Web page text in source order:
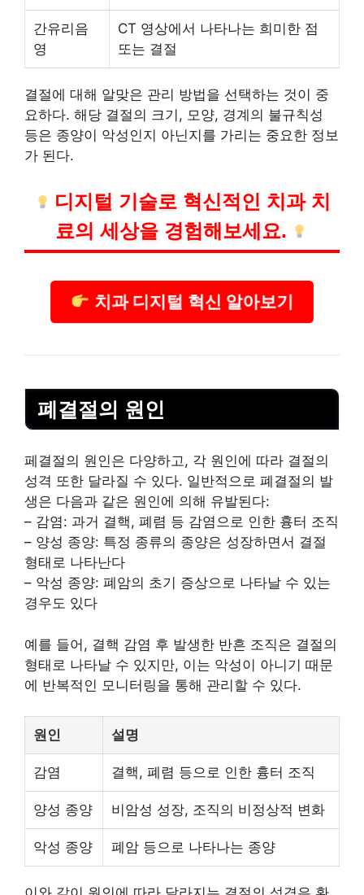
간유리음
영
CT 영상에서 나타나는 희미한 점
또는 결절
결절에 대해 알맞은 관리 방법을 선택하는 것이 중
요하다. 해당 결절의 크기, 모양, 경계의 불규칙성
등은 종양이 악성인지 아닌지를 가리는 중요한 정보
가 된다.
디지털 기술로 혁신적인 치과 치
료의 세상을 경험해보세요.
치과 디지털 혁신 알아보기
폐결절의 원인
페결절의 원인은 다양하고, 각 원인에 따라 결절의
성격 또한 달라질 수 있다. 일반적으로 폐결절의 발
생은 다음과 같은 원인에 의해 유발된다:
– 감염: 과거 결핵, 폐렴 등 감염으로 인한 흉터 조직
– 양성 종양: 특정 종류의 종양은 성장하면서 결절
형태로 나타난다
– 악성 종양: 폐암의 초기 증상으로 나타날 수 있는
경우도 있다
예를 들어, 결핵 감염 후 발생한 반흔 조직은 결절의
형태로 나타날 수 있지만, 이는 악성이 아니기 때문
에 반복적인 모니터링을 통해 관리할 수 있다.
원인 설명
감염 결핵, 폐렴 등으로 인한 흉터 조직
양성 종양 비암성 성장, 조직의 비정상적 변화
악성 종양 폐암 등으로 나타나는 종양